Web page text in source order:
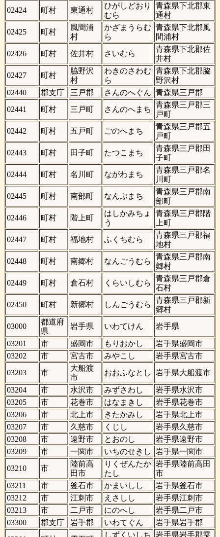
02424
町村 東通村
ひがしどおり
むら
青森県下北郡東
通村
02425
町村
風間浦
村
かざまうらむ
ら
青森県下北郡風
間浦村
02426
町村 佐井村 さいむら
青森県下北郡佐
井村
02427
町村
脇野沢
村
わきのさわむ
ら
青森県下北郡脇
野沢村
02440
郡支庁 三戸郡 さんのへぐん 青森県三戸郡
02441
町村 三戸町 さんのへまち
青森県三戸郡三
戸町
02442
町村 五戸町 ごのへまち
青森県三戸郡五
戸町
02443
町村 田子町 たつこまち
青森県三戸郡田
子町
02444
町村 名川町 ながわまち
青森県三戸郡名
川町
02445
町村 南部町 なんぶまち
青森県三戸郡南
部町
02446
町村 階上町
はしかみちょ
う
青森県三戸郡階
上町
02447
町村 福地村 ふくちむら
青森県三戸郡福
地村
02448
町村 南郷村 なんごうむら
青森県三戸郡南
郷村
02449
町村 倉石村 くらいしむら
青森県三戸郡倉
石村
02450
町村 新郷村 しんごうむら
青森県三戸郡新
郷村
03000
都道府
県
岩手県 いわてけん 岩手県
03201 市 盛岡市 もりおかし
岩手県盛岡市
03202
市 宮古市 みやこし
岩手県宮古市
03203
市
大船渡
市
おおふなとし 岩手県大船渡市
03204 市 水沢市 みずさわし
岩手県水沢市
03205
市 花巻市 はなまきし
岩手県花巻市
03206
市 北上市 きたかみし
岩手県北上市
03207
市 久慈市 くじし
岩手県久慈市
03208
市 遠野市 とおのし
岩手県遠野市
03209
市 一関市 いちのせきし
岩手県一関市
03210
市
陸前高
田市
りくぜんたか
たし
岩手県陸前高田
市
03211
市 釜石市 かまいしし
岩手県釜石市
03212
市 江刺市 えさしし
岩手県江刺市
03213
市 二戸市 にのへし
岩手県二戸市
03300
郡支庁 岩手郡 いわてぐん
岩手県岩手郡
しずくいしち 岩手県岩手郡雫